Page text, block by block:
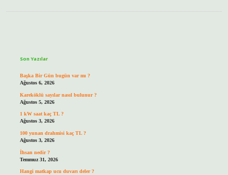
Son Yazılar
Başka Bir Gün bugün var mı ?
Ağustos 6, 2026
Kareköklü sayılar nasıl bulunur ?
Ağustos 5, 2026
1 kW saat kaç TL ?
Ağustos 3, 2026
100 yunan drahmisi kaç TL ?
Ağustos 3, 2026
İhsan nedir ?
Temmuz 31, 2026
Hangi matkap ucu duvarı deler ?